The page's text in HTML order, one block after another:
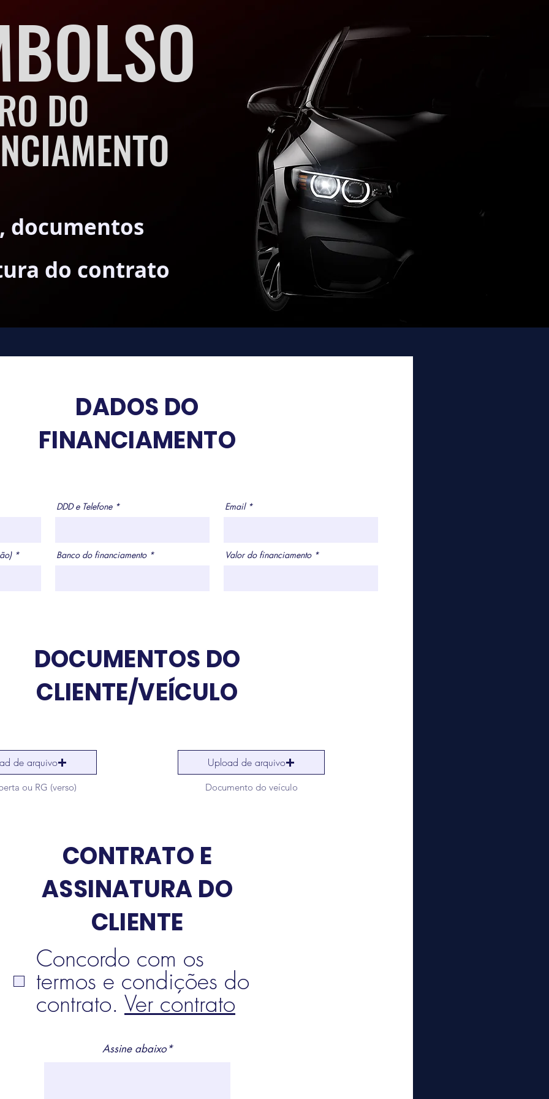
documentos
do contrato
DO
DDD e Telefone Email
Banco do financiamento Valor do financiamento
Upload de arquivo
Documento do veículo
de arquivo
ou RG (verso)
Assine abaixo
Concordo com os
termos e condições do
contrato. Ver contrato
DADOS DO
FINANCIAMENTO
DOCUMENTOS DO
CLIENTE/VEÍCULO
CONTRATO E
ASSINATURA DO
CLIENTE